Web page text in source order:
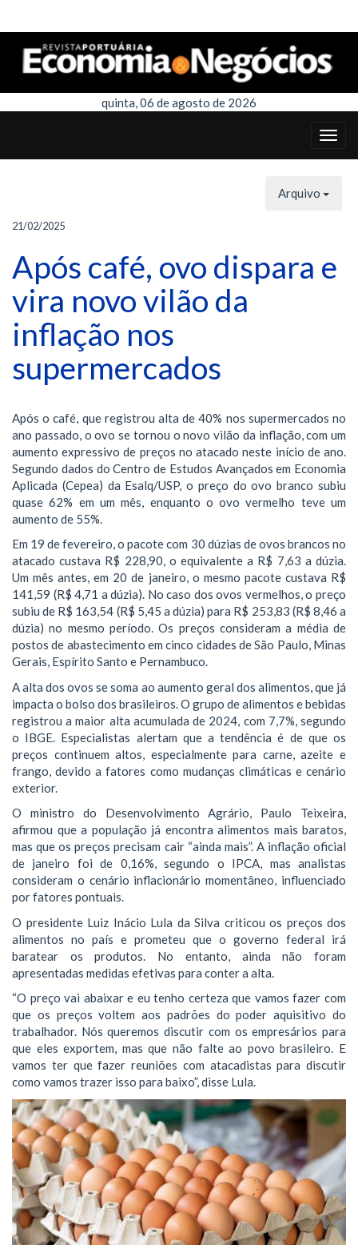
quinta, 06 de agosto de 2026
Arquivo
21/02/2025
Após café, ovo dispara e
vira novo vilão da
inflação nos
supermercados
Após o café, que registrou alta de 40% nos supermercados no
ano passado, o ovo se tornou o novo vilão da inflação, com um
aumento expressivo de preços no atacado neste início de ano.
Segundo dados do Centro de Estudos Avançados em Economia
Aplicada (Cepea) da Esalq/USP, o preço do ovo branco subiu
quase 62% em um mês, enquanto o ovo vermelho teve um
aumento de 55%.
Em 19 de fevereiro, o pacote com 30 dúzias de ovos brancos no
atacado custava R$ 228,90, o equivalente a R$ 7,63 a dúzia.
Um mês antes, em 20 de janeiro, o mesmo pacote custava R$
141,59 (R$ 4,71 a dúzia). No caso dos ovos vermelhos, o preço
subiu de R$ 163,54 (R$ 5,45 a dúzia) para R$ 253,83 (R$ 8,46 a
dúzia) no mesmo período. Os preços consideram a média de
postos de abastecimento em cinco cidades de São Paulo, Minas
Gerais, Espírito Santo e Pernambuco.
A alta dos ovos se soma ao aumento geral dos alimentos, que já
impacta o bolso dos brasileiros. O grupo de alimentos e bebidas
registrou a maior alta acumulada de 2024, com 7,7%, segundo
o IBGE. Especialistas alertam que a tendência é de que os
preços continuem altos, especialmente para carne, azeite e
frango, devido a fatores como mudanças climáticas e cenário
exterior.
O ministro do Desenvolvimento Agrário, Paulo Teixeira,
afirmou que a população já encontra alimentos mais baratos,
mas que os preços precisam cair “ainda mais”. A inflação oficial
de janeiro foi de 0,16%, segundo o IPCA, mas analistas
consideram o cenário inflacionário momentâneo, influenciado
por fatores pontuais.
O presidente Luiz Inácio Lula da Silva criticou os preços dos
alimentos no país e prometeu que o governo federal irá
baratear os produtos. No entanto, ainda não foram
apresentadas medidas efetivas para conter a alta.
“O preço vai abaixar e eu tenho certeza que vamos fazer com
que os preços voltem aos padrões do poder aquisitivo do
trabalhador. Nós queremos discutir com os empresários para
que eles exportem, mas que não falte ao povo brasileiro. E
vamos ter que fazer reuniões com atacadistas para discutir
como vamos trazer isso para baixo”, disse Lula.